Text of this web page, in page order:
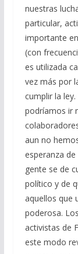
nuestras
particular,
importante
(con
es utilizada
vez más por
cumplir la ley.
podríamos ir
aun no
esperanza de
gente se de
político y de
aquellos que
poderosa.
activistas de
este modo